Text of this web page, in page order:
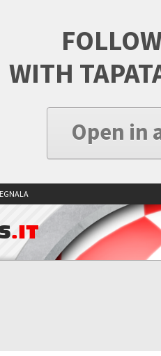
WITH
Open in
.IT